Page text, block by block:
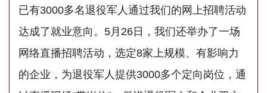
已有3000多名退役军人通过我们的网上招聘活动
达成了就业意向。5月26日，我们还举办了一场
网络直播招聘活动，选定8家上规模、有影响力
的企业，为退役军人提供3000多个定向岗位，通